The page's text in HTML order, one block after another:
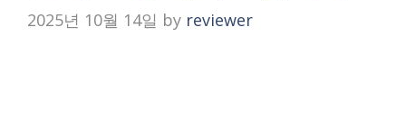
2025년 10월 14일 by reviewer